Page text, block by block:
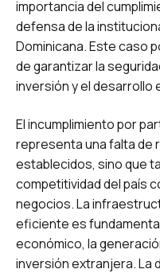
importancia del
defensa de la
Dominicana. Este caso
de garantizar la
inversión y el
El incumplimiento por
representa una falta de
establecidos, sino que
competitividad del país
negocios. La
eficiente es
económico, la
inversión extranjera. La